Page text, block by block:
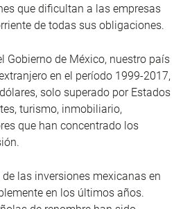
que dificultan a las empresas
de todas sus obligaciones.
Gobierno de México, nuestro país
en el período 1999-2017,
solo superado por Estados
turismo, inmobiliario,
que han concentrado los
las inversiones mexicanas en
en los últimos años.